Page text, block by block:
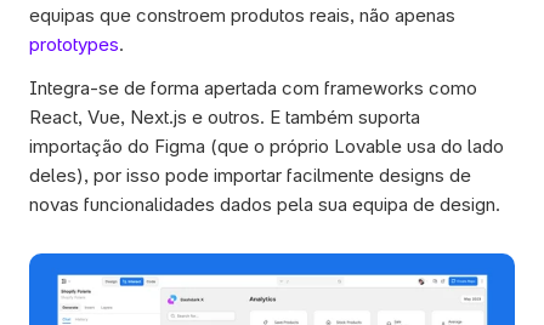
prototypes.
Integra-se de forma apertada com frameworks como
React, Vue, Next.js e outros. E também suporta
importação do Figma (que o próprio Lovable usa do lado
deles), por isso pode importar facilmente designs de
novas funcionalidades dados pela sua equipa de design.